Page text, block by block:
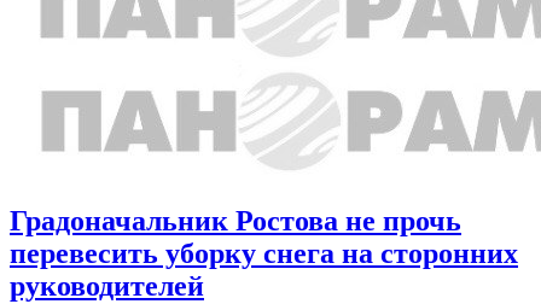
Градоначальник Ростова не прочь
перевесить уборку снега на сторонних
руководителей